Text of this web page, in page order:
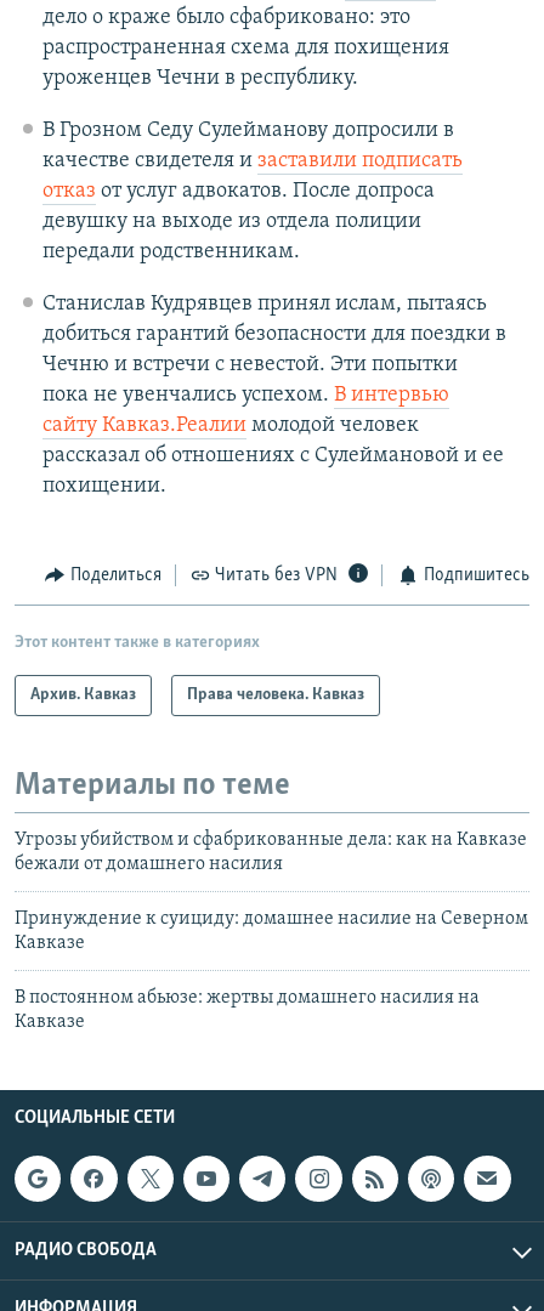
дело о краже было сфабриковано: это
распространенная схема для похищения
уроженцев Чечни в республику.
В Грозном Седу Сулейманову допросили в
качестве свидетеля и заставили подписать
отказ от услуг адвокатов. После допроса
девушку на выходе из отдела полиции
передали родственникам.
Станислав Кудрявцев принял ислам, пытаясь
добиться гарантий безопасности для поездки в
Чечню и встречи с невестой. Эти попытки
пока не увенчались успехом. В интервью
сайту Кавказ.Реалиимолодой человек
рассказал об отношениях с Сулеймановой и ее
похищении.
Поделиться Читать без VPN Подпишитесь
Этот контент также в категориях
Архив. Кавказ Права человека. Кавказ
Материалы по теме
Угрозы убийством и сфабрикованные дела: как на Кавказе
бежали от домашнего насилия
Принуждение к суициду: домашнее насилие на Северном
Кавказе
В постоянном абьюзе: жертвы домашнего насилия на
Кавказе
СОЦИАЛЬНЫЕ СЕТИ
РАДИО СВОБОДА